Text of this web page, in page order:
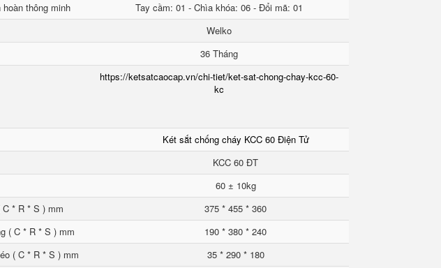
thông minh
Tay cầm: 01 - Chìa khóa: 06 - Đổi mã: 01
Welko
36 Tháng
https://ketsatcaocap.vn/chi-tiet/ket-sat-chong-chay-kcc-60-
kc
Két sắt chống cháy KCC 60 Điện Tử
KCC 60 ĐT
60 ± 10kg
* R * S ) mm
375 * 455 * 360
( C * R * S ) mm
190 * 380 * 240
( C * R * S ) mm
35 * 290 * 180